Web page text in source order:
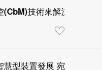
(CbM)技術來解決飲水問
慧型裝置發展 宛如人類